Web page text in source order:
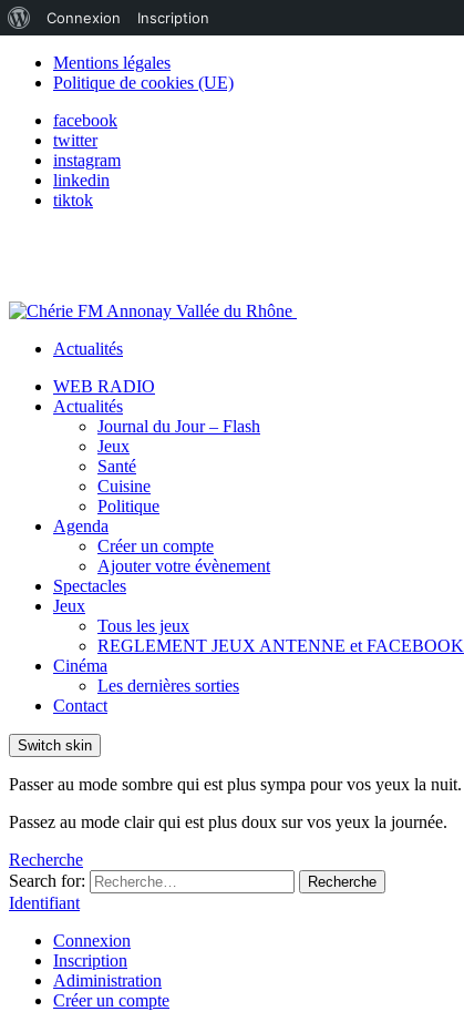
Mentions légales
Politique de cookies (UE)
facebook
twitter
instagram
linkedin
tiktok
Actualités
WEB RADIO
Actualités
Journal du Jour – Flash
Jeux
Santé
Cuisine
Politique
Agenda
Créer un compte
Ajouter votre évènement
Spectacles
Jeux
Tous les jeux
REGLEMENT JEUX ANTENNE et FACEBOOK
Cinéma
Les dernières sorties
Contact
Switch skin
Passer au mode sombre qui est plus sympa pour vos yeux la nuit.
Passez au mode clair qui est plus doux sur vos yeux la journée.
Recherche
Search for:
Recherche
Identifiant
Connexion
Inscription
Adiministration
Créer un compte
de
WordPress
Connexion Inscription